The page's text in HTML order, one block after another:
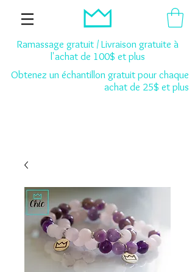
Ramassage gratuit / Livraison gratuite à
l'achat de 100$ et plus
Obtenez un échantillon gratuit pour chaque
achat de 25$ et plus